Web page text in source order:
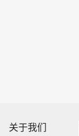
关于我们